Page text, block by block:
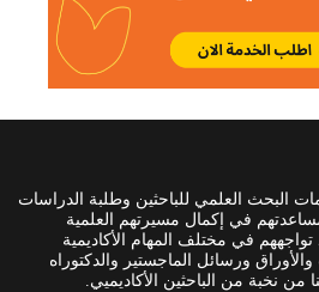
البحث العلمي للباحثين وطلبة الدراسات
في إكمال مسيرتهم العلمية
في مختلف المهام الأكاديمية
ورسائل الماجستير والدكتوراه
نخبة من الباحثين الأكاديميي.